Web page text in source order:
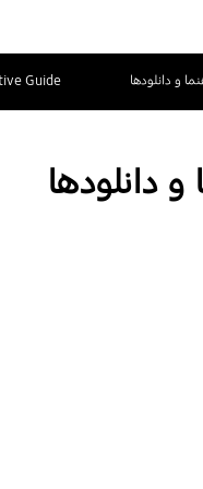
و دانلودها Guide
دانلودها